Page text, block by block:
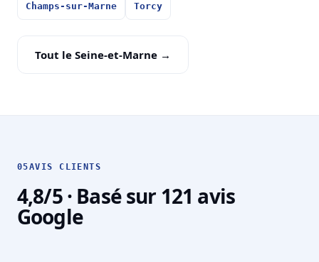
Champs-sur-Marne Torcy
Tout le Seine-et-Marne →
05AVIS CLIENTS
4,8/5 · Basé sur 121 avis
Google